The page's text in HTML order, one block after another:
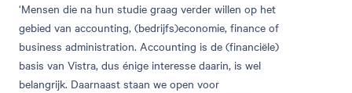
‘Mensen die na hun studie graag verder willen op het
gebied van accounting, (bedrijfs)economie, finance of
business administration. Accounting is de (financiële)
basis van Vistra, dus énige interesse daarin, is wel
belangrijk. Daarnaast staan we open voor